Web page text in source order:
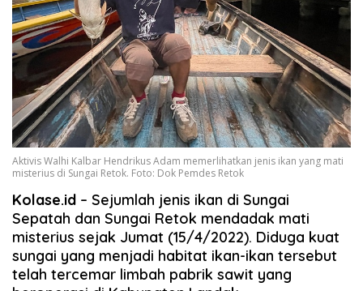
Aktivis Walhi Kalbar Hendrikus Adam memerlihatkan jenis ikan yang mati
misterius di Sungai Retok. Foto: Dok Pemdes Retok
Kolase.id – Sejumlah jenis ikan di Sungai
Sepatah dan Sungai Retok mendadak mati
misterius sejak Jumat (15/4/2022). Diduga kuat
sungai yang menjadi habitat ikan-ikan tersebut
telah tercemar limbah pabrik sawit yang